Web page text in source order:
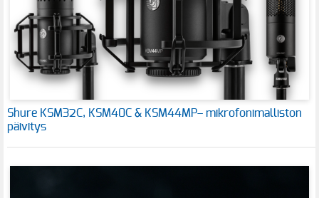
Shure KSM32C, KSM40C & KSM44MP– mikrofonimalliston
päivitys